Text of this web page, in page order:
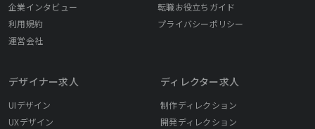
企業インタビュー
転職お役立ちガイド
利用規約
プライバシーポリシー
運営会社
デザイナー求人
UIデザイン
UXデザイン
ディレクター求人
制作ディレクション
開発ディレクション